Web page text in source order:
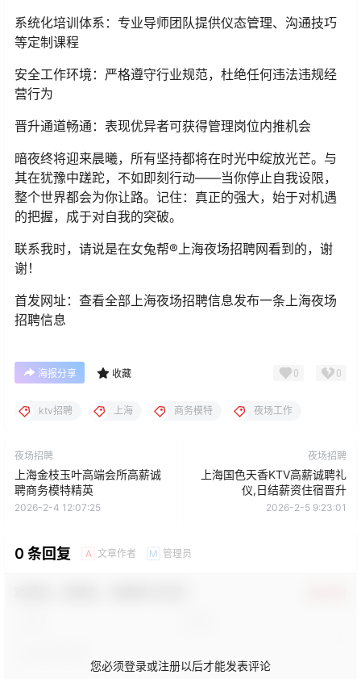
系统化培训体系：专业导师团队提供仪态管理、沟通技巧
等定制课程
安全工作环境：严格遵守行业规范，杜绝任何违法违规经
营行为
晋升通道畅通：表现优异者可获得管理岗位内推机会
暗夜终将迎来晨曦，所有坚持都将在时光中绽放光芒。与
其在犹豫中蹉跎，不如即刻行动——当你停止自我设限，
整个世界都会为你让路。记住：真正的强大，始于对机遇
的把握，成于对自我的突破。
联系我时，请说是在女兔帮®上海夜场招聘网看到的，谢
谢！
首发网址：查看全部上海夜场招聘信息发布一条上海夜场
招聘信息
海报分享 收藏 0 0
ktv招聘 上海 商务模特 夜场工作
夜场招聘
上海金枝玉叶高端会所高薪诚
聘商务模特精英
2026-2-4 12:07:25
夜场招聘
上海国色天香KTV高薪诚聘礼
仪,日结薪资住宿晋升
2026-2-5 9:23:01
0 条回复 A 文章作者 M 管理员
您必须登录或注册以后才能发表评论